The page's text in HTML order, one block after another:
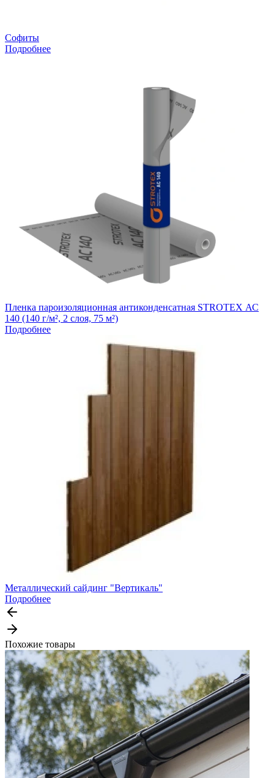
Софиты
Подробнее
Пленка пароизоляционная антиконденсатная STROTEX АС
140 (140 г/м², 2 слоя, 75 м²)
Подробнее
Металлический сайдинг "Вертикаль"
Подробнее
Похожие товары